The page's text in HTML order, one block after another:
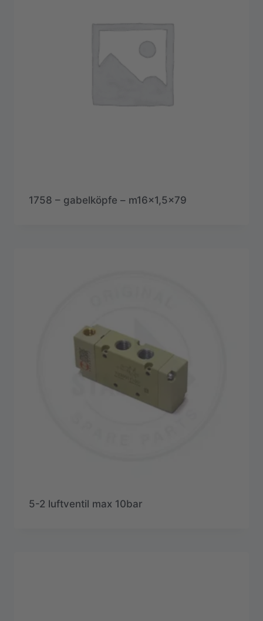
1758 – gabelköpfe – m16x1,5×79
5-2 luftventil max 10bar